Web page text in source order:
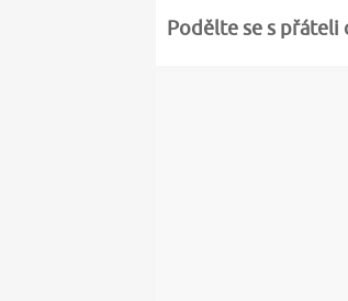
Podělte se s přáteli